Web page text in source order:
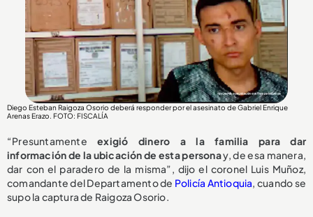
Diego Esteban Raigoza Osorio deberá responder por el asesinato de Gabriel Enrique
Arenas Erazo . FOTO: FISCALÍA
“Presuntamenteexigió dinero a la familia para dar
información de la ubicación de esta personay, de esa manera,
dar con el paradero de la misma”, dijo el coronel Luis Muñoz,
comandante del Departamento de Policía Antioquia, cuando se
supo la captura de Raigoza Osorio.